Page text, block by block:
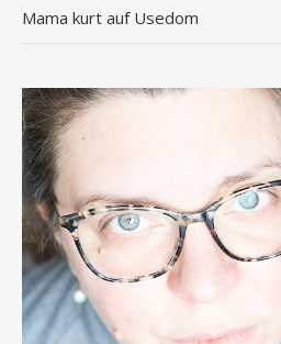
Mama kurt auf Usedom